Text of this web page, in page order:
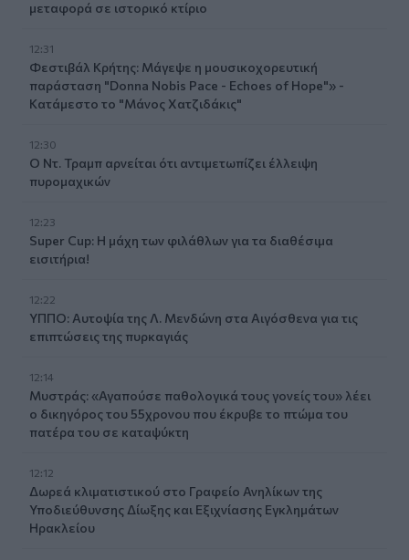
μεταφορά σε ιστορικό κτίριο
12:31
Φεστιβάλ Κρήτης: Μάγεψε η μουσικοχορευτική
παράσταση "Donna Nobis Pace - Echoes of Hope"» -
Κατάμεστο το "Μάνος Χατζιδάκις"
12:30
Ο Ντ. Τραμπ αρνείται ότι αντιμετωπίζει έλλειψη
πυρομαχικών
12:23
Super Cup: Η μάχη των φιλάθλων για τα διαθέσιμα
εισιτήρια!
12:22
ΥΠΠΟ: Αυτοψία της Λ. Μενδώνη στα Αιγόσθενα για τις
επιπτώσεις της πυρκαγιάς
12:14
Μυστράς: «Αγαπούσε παθολογικά τους γονείς του» λέει
ο δικηγόρος του 55χρονου που έκρυβε το πτώμα του
πατέρα του σε καταψύκτη
12:12
Δωρεά κλιματιστικού στο Γραφείο Ανηλίκων της
Υποδιεύθυνσης Δίωξης και Εξιχνίασης Εγκλημάτων
Ηρακλείου